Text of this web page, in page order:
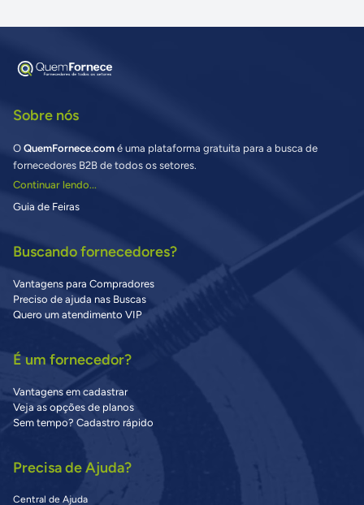
Sobre nós
O QuemFornece.com é uma plataforma gratuita para a busca de
fornecedores B2B de todos os setores.
Continuar lendo...
Guia de Feiras
Buscando fornecedores?
Vantagens para Compradores
Preciso de ajuda nas Buscas
Quero um atendimento VIP
É um fornecedor?
Vantagens em cadastrar
Veja as opções de planos
Sem tempo? Cadastro rápido
Precisa de Ajuda?
Central de Ajuda